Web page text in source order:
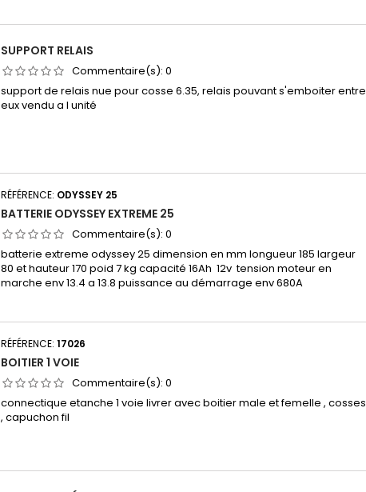
SUPPORT RELAIS
Commentaire(s): 0
support de relais nue pour cosse 6.35, relais pouvant s'emboiter entre
eux vendu a l unité
RÉFÉRENCE: ODYSSEY 25
BATTERIE ODYSSEY EXTREME 25
Commentaire(s): 0
batterie extreme odyssey 25 dimension en mm longueur 185 largeur
80 et hauteur 170 poid 7 kg capacité 16Ah 12v tension moteur en
marche env 13.4 a 13.8 puissance au démarrage env 680A
RÉFÉRENCE: 17026
BOITIER 1 VOIE
Commentaire(s): 0
connectique etanche 1 voie livrer avec boitier male et femelle , cosses
, capuchon fil